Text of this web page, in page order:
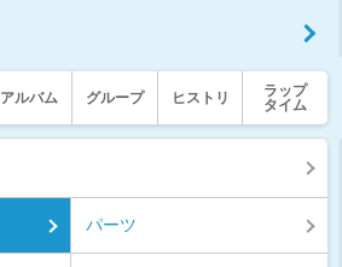
アルバム グループ ヒストリ
ラップ
タイム
パーツ